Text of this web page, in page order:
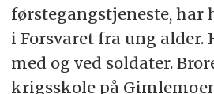
førstegangstjeneste,
i Forsvaret fra ung alder.
med og ved soldater.
krigsskole på